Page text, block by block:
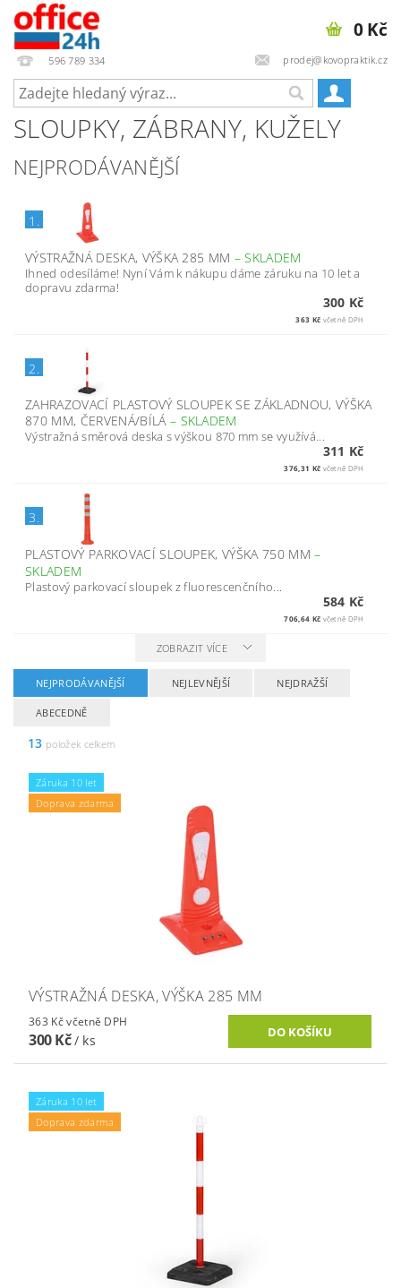
596 789 334 prodej@kovopraktik.cz
0 Kč
SLOUPKY, ZÁBRANY, KUŽELY
NEJPRODÁVANĚJŠÍ
1.
VÝSTRAŽNÁ DESKA, VÝŠKA 285 MM –SKLADEM
Ihned odesíláme! Nyní Vám k nákupu dáme záruku na 10 let a
dopravu zdarma!
300 Kč
363 Kč včetně DPH
2.
ZAHRAZOVACÍ PLASTOVÝ SLOUPEK SE ZÁKLADNOU, VÝŠKA
870 MM, ČERVENÁ/BÍLÁ – SKLADEM
Výstražná směrová deska s výškou 870 mm se využívá...
311 Kč
376,31 Kč včetně DPH
3.
PLASTOVÝ PARKOVACÍ SLOUPEK, VÝŠKA 750 MM–
SKLADEM
Plastový parkovací sloupek z fluorescenčního...
584 Kč
706,64 Kč včetně DPH
ZOBRAZIT VÍCE
NEJPRODÁVANĚJŠÍ NEJLEVNĚJŠÍ NEJDRAŽŠÍ
ABECEDNĚ
13 položek celkem
Záruka 10 let
Doprava zdarma
VÝSTRAŽNÁ DESKA, VÝŠKA 285 MM
363 Kč včetně DPH
300 Kč/ ks
Záruka 10 let
Doprava zdarma